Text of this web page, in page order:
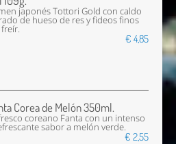
japonés Tottori Gold con caldo
de hueso de res y fideos finos
€ 4,85
Corea de Melón 350ml.
coreano Fanta con un intenso
sabor a melón verde.
€ 2,55